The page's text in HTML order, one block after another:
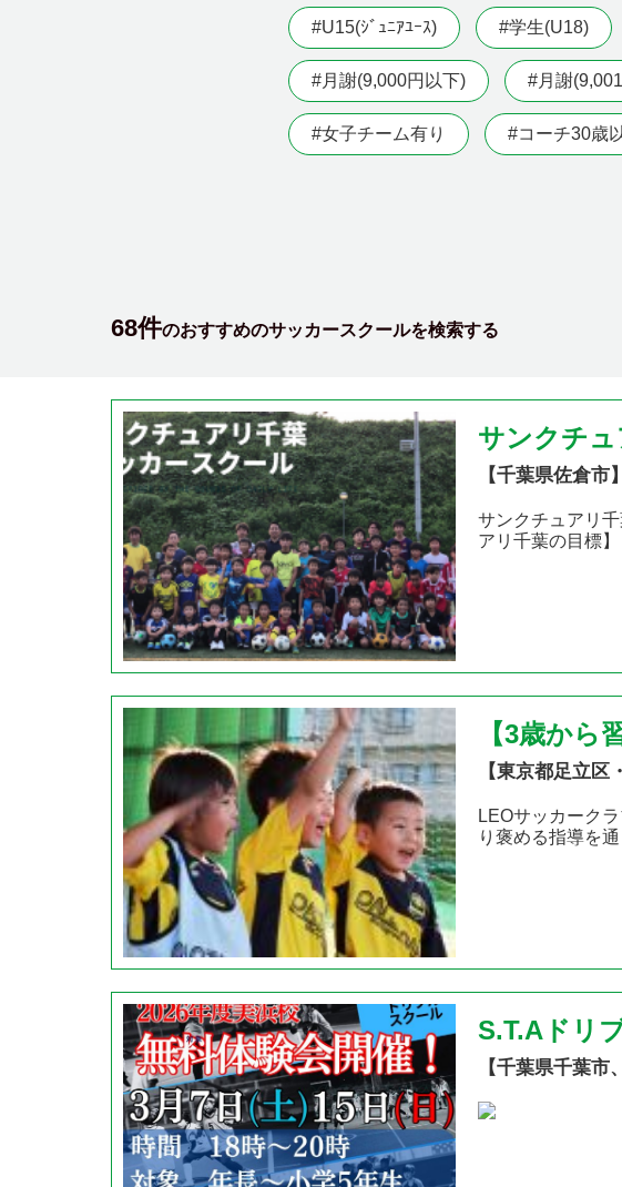
#U15(ｼﾞｭﾆｱﾕｰｽ) #学生(U18)
#月謝(9,000円以下) #月謝
#女子チーム有り #コーチ30歳
68件のおすすめのサッカースクールを検索する
サンクチ
【千葉県佐倉
サンクチュアリ
アリ千葉の目標
【3歳から
【東京都足立
LEOサッカーク
り褒める指導を
S.T.Aドリ
【千葉県千葉